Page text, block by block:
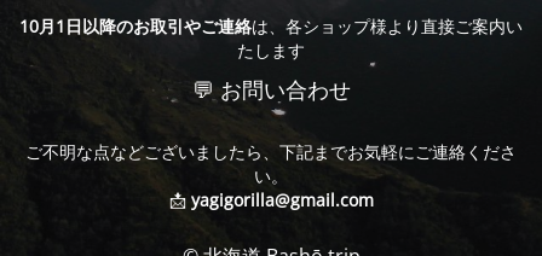
10月1日以降のお取引やご連絡は、各ショップ様より直接ご案内い
たします
💬 お問い合わせ
ご不明な点などございましたら、下記までお気軽にご連絡くださ
い。
📩 yagigorilla@gmail.com